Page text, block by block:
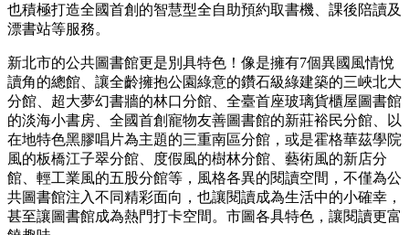
也積極打造全國首創的智慧型全自助預約取書機、課後陪讀及
漂書站等服務。
新北市的公共圖書館更是別具特色！像是擁有7個異國風情悅
讀角的總館、讓全齡擁抱公園綠意的鑽石級綠建築的三峽北大
分館、超大夢幻書牆的林口分館、全臺首座玻璃貨櫃屋圖書館
的淡海小書房、全國首創寵物友善圖書館的新莊裕民分館、以
在地特色黑膠唱片為主題的三重南區分館，或是霍格華茲學院
風的板橋江子翠分館、度假風的樹林分館、藝術風的新店分
館、輕工業風的五股分館等，風格各異的閱讀空間，不僅為公
共圖書館注入不同精彩面向，也讓閱讀成為生活中的小確幸，
甚至讓圖書館成為熱門打卡空間。市圖各具特色，讓閱讀更富